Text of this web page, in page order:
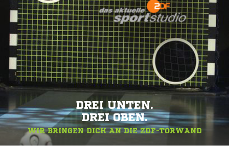
DREI UNTEN.
DREI OBEN.
WIR BRINGEN DICH AN DIE ZDF-TORWAND